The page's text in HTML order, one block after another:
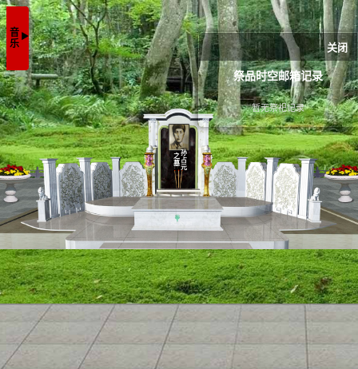
▶
音乐 关闭
祭品时空邮箱记录
暂无祭祀记录
孙占元
之墓